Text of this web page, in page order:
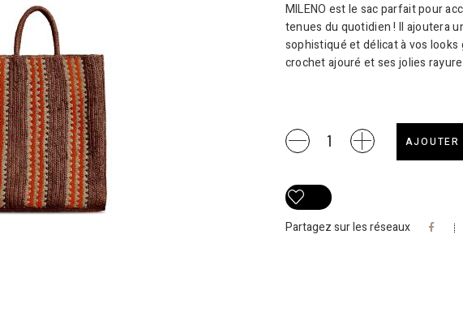
MILENO est le sac parfait pour
tenues du quotidien ! Il ajoutera
sophistiqué et délicat à vos looks
crochet ajouré et ses jolies
SAC
MILENO
AJOUTER
Partagez sur les réseaux